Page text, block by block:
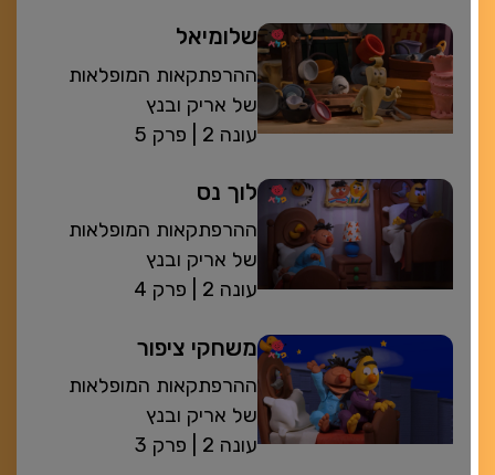
שלומיאל
ההרפתקאות המופלאות
של אריק ובנץ
פרק 5
| עונה 2
לוך נס
ההרפתקאות המופלאות
של אריק ובנץ
פרק 4
| עונה 2
משחקי ציפור
ההרפתקאות המופלאות
של אריק ובנץ
פרק 3
| עונה 2